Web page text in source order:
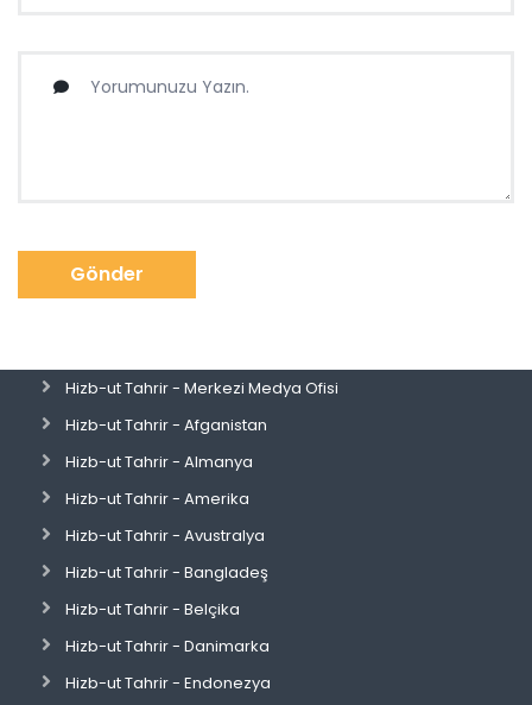
Gönder
Hizb-ut Tahrir - Merkezi Medya Ofisi
Hizb-ut Tahrir - Afganistan
Hizb-ut Tahrir - Almanya
Hizb-ut Tahrir - Amerika
Hizb-ut Tahrir - Avustralya
Hizb-ut Tahrir - Bangladeş
Hizb-ut Tahrir - Belçika
Hizb-ut Tahrir - Danimarka
Hizb-ut Tahrir - Endonezya